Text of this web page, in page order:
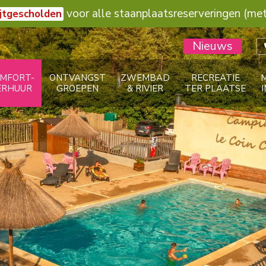
voor alle staanplaatsreserveringen
Nieuws
ONTVANGST
GROEPEN
ZWEMBAD
& RIVIER
RECREATIE
TER PLAATSE